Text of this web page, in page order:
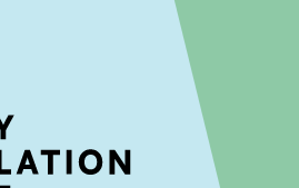
at checkout to calculate